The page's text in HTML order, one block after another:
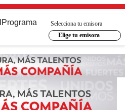
Programa
Selecciona tu emisora
Elige tu emisora